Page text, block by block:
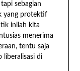
sebagian
yang protektif
inilah kita
menerima
tentu saja
liberalisasi di